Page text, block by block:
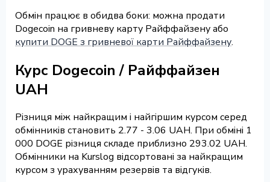
Обмін працює в обидва боки: можна продати
Dogecoin на гривневу карту Райффайзену або
купити DOGE з гривневої карти Райффайзену.
Курс Dogecoin / Райффайзен
UAH
Різниця між найкращим і найгіршим курсом серед
обмінників становить 2.77 - 3.06 UAH. При обміні 1
000 DOGE різниця складе приблизно 293.02 UAH.
Обмінники на Kurslog відсортовані за найкращим
курсом з урахуванням резервів та відгуків.